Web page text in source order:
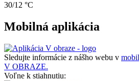
30/12 °C
Mobilná aplikácia
Sledujte informácie z nášho webu v
V OBRAZE.
Voľne k stiahnutiu: